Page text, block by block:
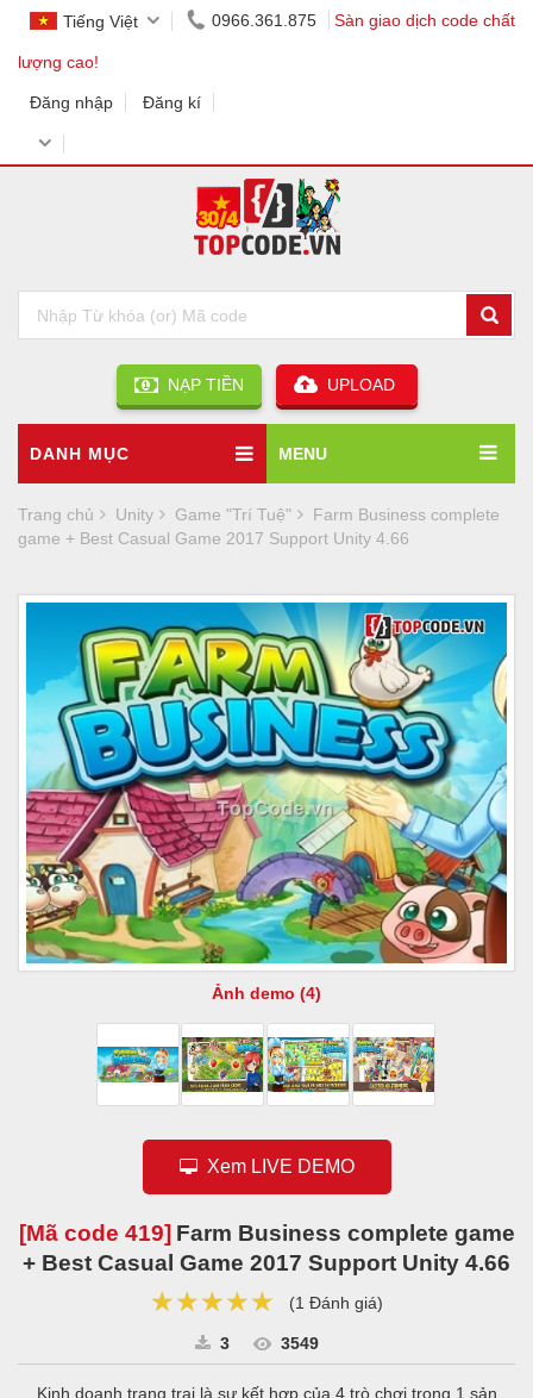
Tiếng Việt 0966.361.875 Sàn giao dịch code chất
lượng cao!
Đăng nhập Đăng kí
NẠP TIỀN UPLOAD
DANH MỤC MENU
Trang chủ Unity Game "Trí Tuệ"
Farm Business complete
game + Best Casual Game 2017 Support Unity 4.66
Ảnh demo (4)
Xem LIVE DEMO
[Mã code 419] Farm Business complete game
+ Best Casual Game 2017 Support Unity 4.66
★★★★★
★★★★★
★★★★★ (1 Đánh giá)
3 3549
Kinh doanh trang trại là sự kết hợp của 4 trò chơi trong 1 sản